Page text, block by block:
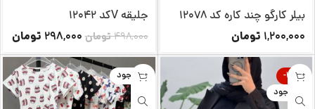
بیلر کارگو چند کاره کد 12078
1,200,000 تومان
جلیقه Vکد 12042
498,000تومان298,000 تومان
-31%
ناموجود
ناموجود